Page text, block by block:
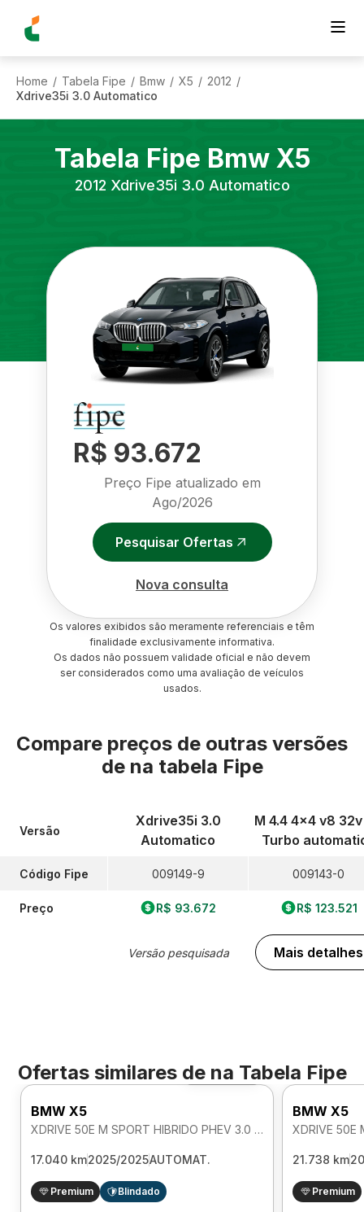
Home / Tabela Fipe / Bmw / X5 / 2012 /
Xdrive35i 3.0 Automatico
Tabela Fipe Bmw X5
2012 Xdrive35i 3.0 Automatico
R$ 93.672
Preço Fipe atualizado em
Ago/2026
Pesquisar Ofertas
Nova consulta
Os valores exibidos são meramente referenciais e têm
finalidade exclusivamente informativa.
Os dados não possuem validade oficial e não devem
ser considerados como uma avaliação de veículos
usados.
Compare preços de outras versões
de na tabela Fipe
Versão
Código Fipe
Preço
Xdrive35i 3.0
Automatico
009149-9
R$ 93.672
Versão pesquisada
M 4.4 4x4 v8
Turbo
009143-0
R$ 123.521
Mais detalhes
Ofertas similares de na Tabela Fipe
Foto 360º
BMW X5
XDRIVE 50E M SPORT HIBRIDO PHEV 3.0 AUTOMATICO
17.040 km2025/2025AUTOMAT.
Premium Blindado
BMW X5
21.738 km
Premium